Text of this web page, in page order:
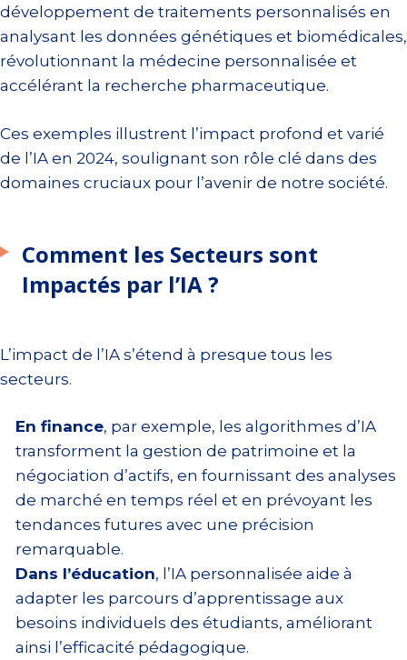
développement de traitements personnalisés en
analysant les données génétiques et biomédicales,
révolutionnant la médecine personnalisée et
accélérant la recherche pharmaceutique.
Ces exemples illustrent l’impact profond et varié
de l’IA en 2024, soulignant son rôle clé dans des
domaines cruciaux pour l’avenir de notre société.
Comment les Secteurs sont
Impactés par l’IA ?
L’impact de l’IA s’étend à presque tous les
secteurs.
En finance, par exemple, les algorithmes d’IA
transforment la gestion de patrimoine et la
négociation d’actifs, en fournissant des analyses
de marché en temps réel et en prévoyant les
tendances futures avec une précision
remarquable.
Dans l’éducation, l’IA personnalisée aide à
adapter les parcours d’apprentissage aux
besoins individuels des étudiants, améliorant
ainsi l’efficacité pédagogique.